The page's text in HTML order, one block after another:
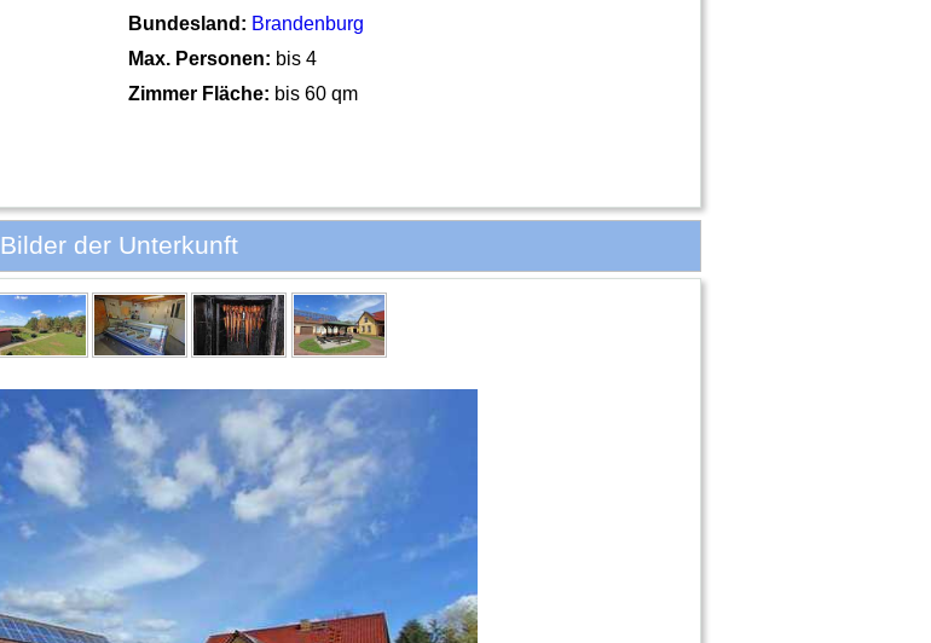
Bundesland: Brandenburg
Max. Personen: bis 4
Zimmer Fläche: bis 60 qm
Bilder der Unterkunft